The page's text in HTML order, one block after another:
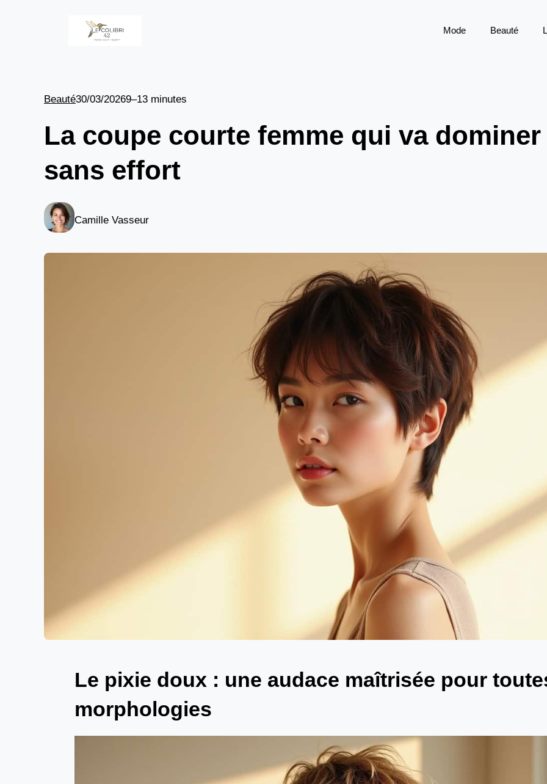
Mode Beauté
Beauté30/03/20269–13 minutes
La coupe courte femme qui va dominer
sans effort
Camille Vasseur
Le pixie doux : une audace maîtrisée pour
morphologies